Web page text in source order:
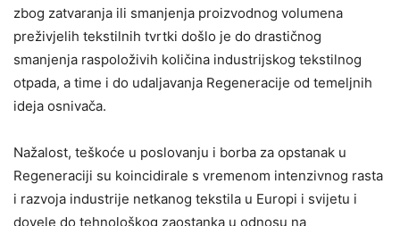
zbog zatvaranja ili smanjenja proizvodnog volumena
preživjelih tekstilnih tvrtki došlo je do drastičnog
smanjenja raspoloživih količina industrijskog tekstilnog
otpada, a time i do udaljavanja Regeneracije od temeljnih
ideja osnivača.
Nažalost, teškoće u poslovanju i borba za opstanak u
Regeneraciji su koincidirale s vremenom intenzivnog rasta
i razvoja industrije netkanog tekstila u Europi i svijetu i
dovele do tehnološkog zaostanka u odnosu na